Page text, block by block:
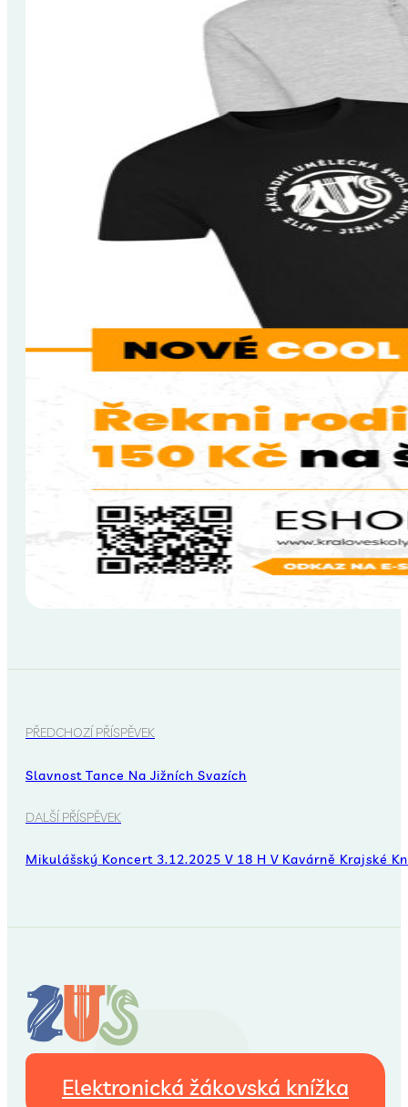
PŘEDCHOZÍ PŘÍSPĚVEK
Slavnost Tance Na Jižních Svazích
DALŠÍ PŘÍSPĚVEK
Mikulášský Koncert 3.12.2025 V 18 H V Kavárně Krajské
Elektronická žákovská knížka